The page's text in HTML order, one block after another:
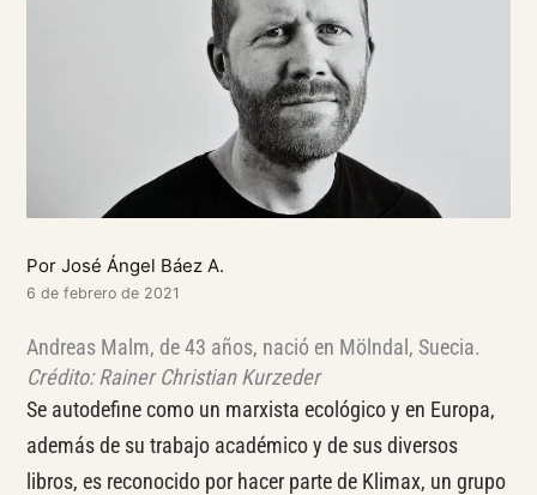
Por José Ángel Báez A.
6 de febrero de 2021
Andreas Malm, de 43 años, nació en Mölndal, Suecia.
Crédito: Rainer Christian Kurzeder
Se autodefine como un marxista ecológico y en Europa,
además de su trabajo académico y de sus diversos
libros, es reconocido por hacer parte de Klimax, un grupo